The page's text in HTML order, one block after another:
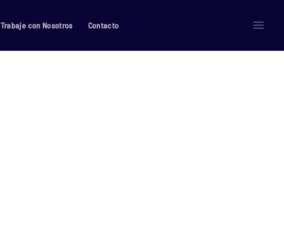
Trabaje con Nosotros Contacto